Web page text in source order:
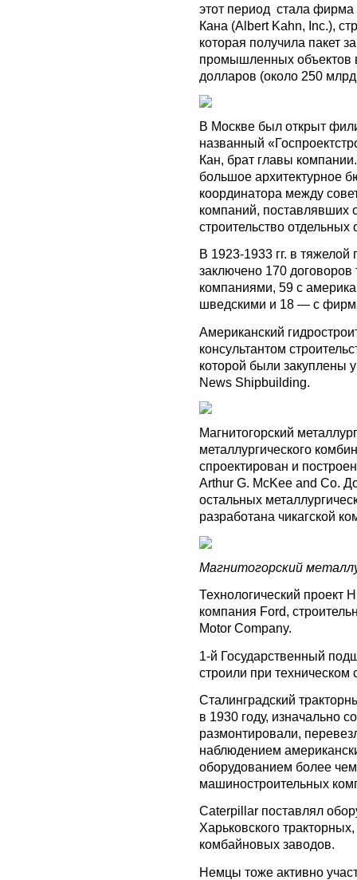
этот период стала фирма
Кана (Albert Kahn, Inc.),
которая получила пакет
промышленных
долларов (около 250
В Москве был открыт
названный
Кан, брат главы
большое архитектурное
координатора между
компаний, поставлявших
строительство отдельных
В 1923-1933 гг. в
заключено 170
компаниями, 59 с
шведскими и 18 — с
Американский
консультантом
которой были закуплены
News Shipbuilding.
Магнитогорский
металлургического
спроектирован и
Arthur G. McKee and Co.
остальных
разработана чикагской
Магнитогорский
Технологический проект
компания Ford,
Motor Company.
1-й Государственный
строили при
Сталинградский
в 1930 году, изначально
размонтировали,
наблюдением
оборудованием более
машиностроительных
Caterpillar поставлял
Харьковского
комбайновых заводов.
Немцы тоже активно